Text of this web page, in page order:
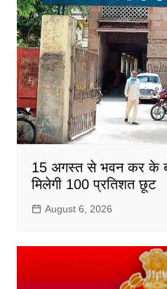
15 अगस्त से भवन कर के
मिलेगी 100 प्रतिशत छूट
August 6, 2026